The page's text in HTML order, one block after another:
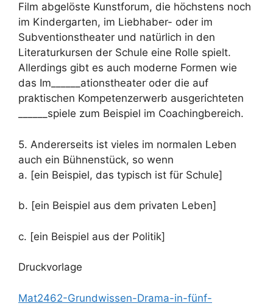
Film abgelöste Kunstforum, die höchstens noch
im Kindergarten, im Liebhaber- oder im
Subventionstheater und natürlich in den
Literaturkursen der Schule eine Rolle spielt.
Allerdings gibt es auch moderne Formen wie
das Im______ationstheater oder die auf
praktischen Kompetenzerwerb ausgerichteten
______spiele zum Beispiel im Coachingbereich.
5. Andererseits ist vieles im normalen Leben
auch ein Bühnenstück, so wenn
a. [ein Beispiel, das typisch ist für Schule]
b. [ein Beispiel aus dem privaten Leben]
c. [ein Beispiel aus der Politik]
Druckvorlage
Mat2462-Grundwissen-Drama-in-fünf-